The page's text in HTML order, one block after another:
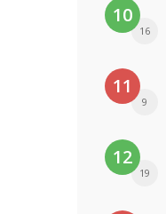
10
16
11
9
12
19